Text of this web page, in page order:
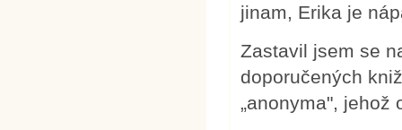
jinam, Erika je
Zastavil jsem se
doporučených
„anonyma", jehož